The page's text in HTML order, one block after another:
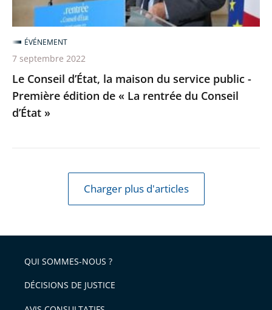
Première
édition
de
«
La
rentrée
Le Conseil d’État, la maison du service public -
Première édition de « La rentrée du Conseil
d’État »
ÉVÉNEMENT
7 septembre 2022
Charger plus d'articles
QUI SOMMES-NOUS ?
DÉCISIONS DE JUSTICE